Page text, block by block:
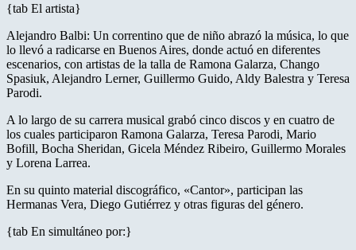
{tab El artista}
Alejandro Balbi: Un correntino que de niño abrazó la música, lo que
lo llevó a radicarse en Buenos Aires, donde actuó en diferentes
escenarios, con artistas de la talla de Ramona Galarza, Chango
Spasiuk, Alejandro Lerner, Guillermo Guido, Aldy Balestra y Teresa
Parodi.
A lo largo de su carrera musical grabó cinco discos y en cuatro de
los cuales participaron Ramona Galarza, Teresa Parodi, Mario
Bofill, Bocha Sheridan, Gicela Méndez Ribeiro, Guillermo Morales
y Lorena Larrea.
En su quinto material discográfico, «Cantor», participan las
Hermanas Vera, Diego Gutiérrez y otras figuras del género.
{tab En simultáneo por:}